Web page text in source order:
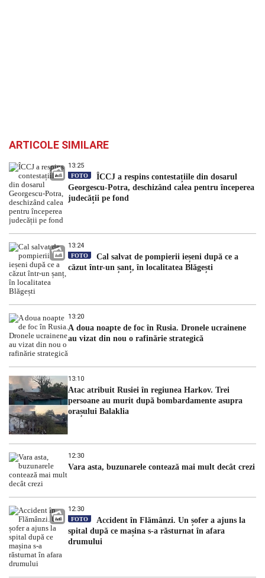
ARTICOLE SIMILARE
13:25
FOTO
ÎCCJ a respins contestațiile din dosarul
Georgescu-Potra, deschizând calea pentru începerea
judecății pe fond
13:24
FOTO
Cal salvat de pompierii ieșeni după ce a
căzut într-un șanț, în localitatea Blăgești
13:20
A doua noapte de foc în Rusia. Dronele ucrainene
au vizat din nou o rafinărie strategică
13:10
Atac atribuit Rusiei în regiunea Harkov. Trei
persoane au murit după bombardamente asupra
orașului Balaklia
12:30
Vara asta, buzunarele contează mai mult decât crezi
12:30
FOTO
Accident în Flămânzi. Un șofer a ajuns la
spital după ce mașina s-a răsturnat în afara
drumului